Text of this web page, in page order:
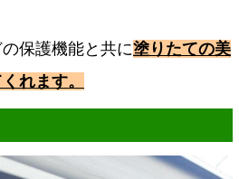
保護機能と共に塗りたての美
れます。